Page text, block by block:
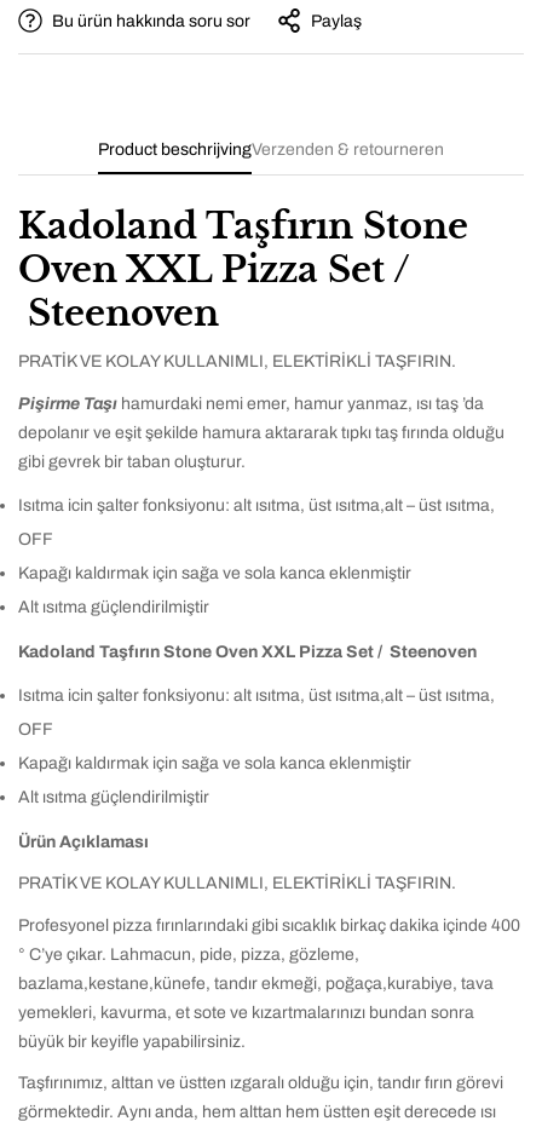
Bu ürün hakkında soru sor Paylaş
Product beschrijvingVerzenden & retourneren
Kadoland Taşfırın Stone
Oven XXL Pizza Set /
Steenoven
PRATİK VE KOLAY KULLANIMLI, ELEKTİRİKLİ TAŞFIRIN.
Pişirme Taşı hamurdaki nemi emer, hamur yanmaz, ısı taş ’da
depolanır ve eşit şekilde hamura aktararak tıpkı taş fırında olduğu
gibi gevrek bir taban oluşturur.
Isıtma icin şalter fonksiyonu: alt ısıtma, üst ısıtma,alt – üst ısıtma,
OFF
Kapağı kaldırmak için sağa ve sola kanca eklenmiştir
Alt ısıtma güçlendirilmiştir
Kadoland Taşfırın Stone Oven XXL Pizza Set / Steenoven
Isıtma icin şalter fonksiyonu: alt ısıtma, üst ısıtma,alt – üst ısıtma,
OFF
Kapağı kaldırmak için sağa ve sola kanca eklenmiştir
Alt ısıtma güçlendirilmiştir
Ürün Açıklaması
PRATİK VE KOLAY KULLANIMLI, ELEKTİRİKLİ TAŞFIRIN.
Profesyonel pizza fırınlarındaki gibi sıcaklık birkaç dakika içinde 400
° C’ye çıkar. Lahmacun, pide, pizza, gözleme,
bazlama,kestane,künefe, tandır ekmeği, poğaça,kurabiye, tava
yemekleri, kavurma, et sote ve kızartmalarınızı bundan sonra
büyük bir keyifle yapabilirsiniz.
Taşfırınımız, alttan ve üstten ızgaralı olduğu için, tandır fırın görevi
görmektedir. Aynı anda, hem alttan hem üstten eşit derecede ısı